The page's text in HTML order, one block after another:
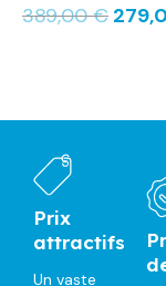
389,00€
Prix
attractifs
Un vaste